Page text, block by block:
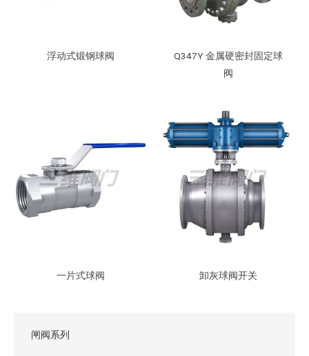
浮动式锻钢球阀
Q347Y 金属硬密封固定球
阀
一片式球阀 卸灰球阀开关
闸阀系列